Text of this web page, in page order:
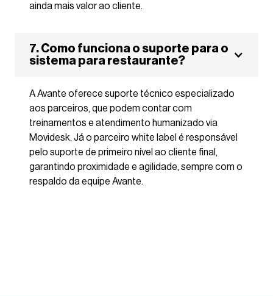
ainda mais valor ao cliente.
7. Como funciona o suporte para o
sistema para restaurante?
A Avante oferece suporte técnico especializado
aos parceiros, que podem contar com
treinamentos e atendimento humanizado via
Movidesk. Já o parceiro white label é responsável
pelo suporte de primeiro nível ao cliente final,
garantindo proximidade e agilidade, sempre com o
respaldo da equipe Avante.